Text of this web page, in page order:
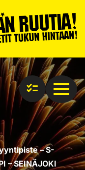
– S-
– SEINÄJOKI